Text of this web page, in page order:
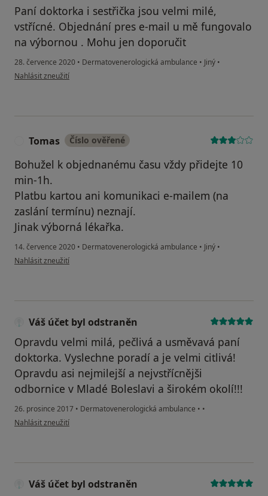
Paní doktorka i sestřička jsou velmi milé,
vstřícné. Objednání pres e-mail u mě fungovalo
na výbornou . Mohu jen doporučit
28. července 2020 • Dermatovenerologická ambulance • Jiný •
podle názoru uživatele Ivana Š., Jablonec nad Nisou
Nahlásit zneužití
Tomas Číslo ověřené
Bohužel k objednanému času vždy přidejte 10
min-1h.
Platbu kartou ani komunikaci e-mailem (na
zaslání termínu) neznají.
Jinak výborná lékařka.
14. července 2020 • Dermatovenerologická ambulance • Jiný •
podle názoru uživatele Tomas
Nahlásit zneužití
Váš účet byl odstraněn
Opravdu velmi milá, pečlivá a usměvavá paní
doktorka. Vyslechne poradí a je velmi citlivá!
Opravdu asi nejmilejší a nejvstřícnějši
odbornice v Mladé Boleslavi a širokém okolí!!!
26. prosince 2017 • Dermatovenerologická ambulance • •
podle názoru uživatele Váš účet byl odstraněn
Nahlásit zneužití
Váš účet byl odstraněn